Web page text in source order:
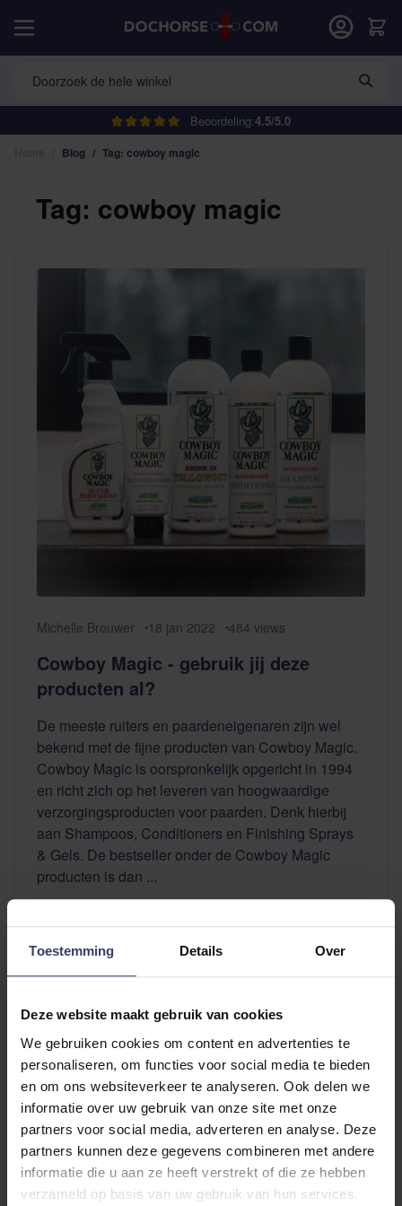
Toestemming Details Over
Deze website maakt gebruik van cookies
We gebruiken cookies om content en advertenties te
personaliseren, om functies voor social media te bieden
en om ons websiteverkeer te analyseren. Ook delen we
informatie over uw gebruik van onze site met onze
partners voor social media, adverteren en analyse. Deze
partners kunnen deze gegevens combineren met andere
informatie die u aan ze heeft verstrekt of die ze hebben
verzameld op basis van uw gebruik van hun services.
Beoordeling:4.5/5.0
Doorzoek de hele winkel
Cart
Blog / Tag: cowboy magic
Tag: cowboy magic
Michelle Brouwer 18 jan 2022 484 views
Cowboy Magic - gebruik jij deze
producten al?
De meeste ruiters en paardeneigenaren zijn wel
bekend met de fijne producten van Cowboy Magic.
Cowboy Magic is oorspronkelijk opgericht in 1994
en richt zich op het leveren van hoogwaardige
verzorgingsproducten voor paarden. Denk hierbij
aan Shampoos, Conditioners en Finishing Sprays
& Gels. De bestseller onder de Cowboy Magic
producten is dan ...
11 okt 2018 398views